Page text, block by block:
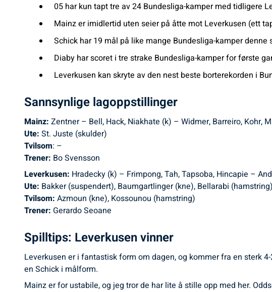
05 har kun tapt tre av 24 Bundesliga-kamper med tidligere
Mainz er imidlertid uten seier på åtte mot Leverkusen (ett
Schick har 19 mål på like mange Bundesliga-kamper
Diaby har scoret i tre strake Bundesliga-kamper for første
Leverkusen kan skryte av den nest beste borterekorden i
Sannsynlige lagoppstillinger
Mainz: Zentner – Bell, Hack, Niakhate (k) – Widmer, Barreiro, Kohr,
Ute: St. Juste (skulder)
Tvilsom: –
Trener: Bo Svensson
Leverkusen: Hradecky (k) – Frimpong, Tah, Tapsoba, Hincapie –
Ute: Bakker (suspendert), Baumgartlinger (kne), Bellarabi (hamstring)
Tvilsom: Azmoun (kne), Kossounou (hamstring)
Trener: Gerardo Seoane
Spilltips: Leverkusen vinner
Leverkusen er i fantastisk form om dagen, og kommer fra en sterk
en Schick i målform.
Mainz er for ustabile, og jeg tror de har lite å stille opp med her.